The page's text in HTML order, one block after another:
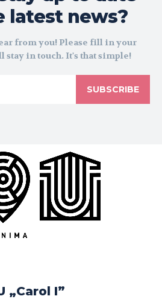
latest news?
from you! Please fill in your
stay in touch. It's that simple!
SUBSCRIBE
„Carol I”